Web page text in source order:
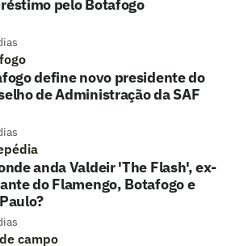
pelo Botafogo
define novo presidente do
de Administração da SAF
anda Valdeir 'The Flash', ex-
do Flamengo, Botafogo e
campo